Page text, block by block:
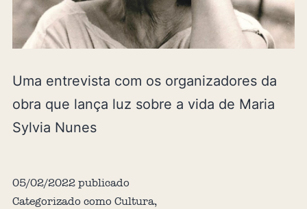
Uma entrevista com os organizadores da
obra que lança luz sobre a vida de Maria
Sylvia Nunes
05/02/2022publicado
Categorizado como Cultura,